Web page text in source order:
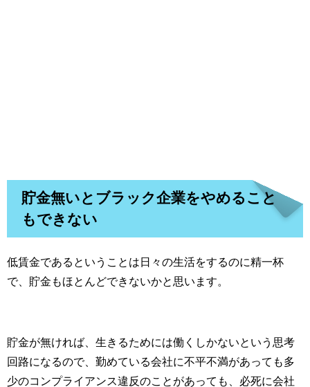
貯金無いとブラック企業をやめること
もできない
低賃金であるということは日々の生活をするのに精一杯
で、貯金もほとんどできないかと思います。
貯金が無ければ、生きるためには働くしかないという思考
回路になるので、勤めている会社に不平不満があっても多
少のコンプライアンス違反のことがあっても、必死に会社